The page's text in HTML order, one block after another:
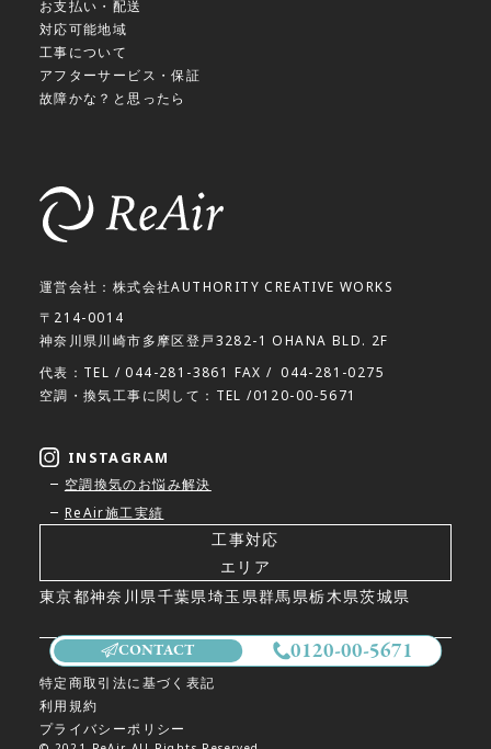
CONTACT 0120-00-5671
お支払い・配送
対応可能地域
工事について
アフターサービス・保証
故障かな？と思ったら
運営会社：株式会社AUTHORITY CREATIVE WORKS
〒214-0014
神奈川県川崎市多摩区登戸3282-1 OHANA BLD. 2F
代表：TEL / 044-281-3861 FAX / 044-281-0275
空調・換気工事に関して：TEL /0120-00-5671
INSTAGRAM
空調換気のお悩み解決
ReAir施工実績
工事対応
エリア
東京都神奈川県千葉県埼玉県群馬県栃木県茨城県
特定商取引法に基づく表記
利用規約
プライバシーポリシー